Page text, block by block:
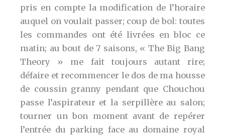
pris en compte la modification de l’horaire
auquel on voulait passer; coup de bol: toutes
les commandes ont été livrées en bloc ce
matin; au bout de 7 saisons, « The Big Bang
Theory » me fait toujours autant rire;
défaire et recommencer le dos de ma housse
de coussin granny pendant que Chouchou
passe l’aspirateur et la serpillère au salon;
tourner un bon moment avant de repérer
l’entrée du parking face au domaine royal